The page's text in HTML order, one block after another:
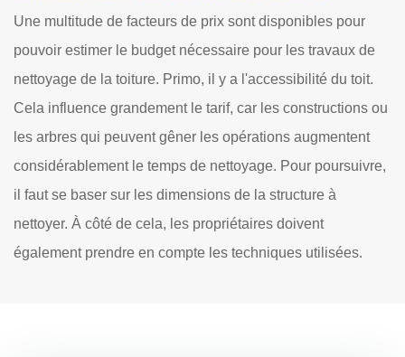
Une multitude de facteurs de prix sont disponibles pour
pouvoir estimer le budget nécessaire pour les travaux de
nettoyage de la toiture. Primo, il y a l'accessibilité du toit.
Cela influence grandement le tarif, car les constructions ou
les arbres qui peuvent gêner les opérations augmentent
considérablement le temps de nettoyage. Pour poursuivre,
il faut se baser sur les dimensions de la structure à
nettoyer. À côté de cela, les propriétaires doivent
également prendre en compte les techniques utilisées.